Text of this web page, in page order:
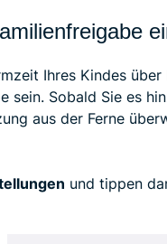
Ihres Kindes
sein. Sobald Sie es
aus der Ferne
und tippen